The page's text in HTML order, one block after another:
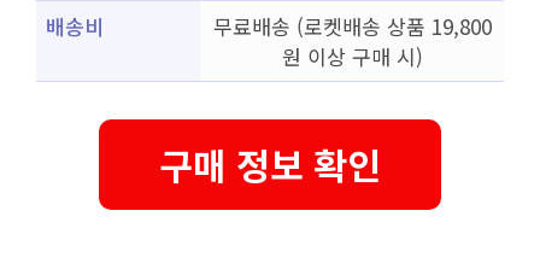
배송비
무료배송 (로켓배송 상품 19,800
원 이상 구매 시)
구매 정보 확인